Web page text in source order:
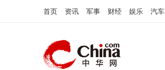
首页 资讯 军事 财经 娱乐 汽车